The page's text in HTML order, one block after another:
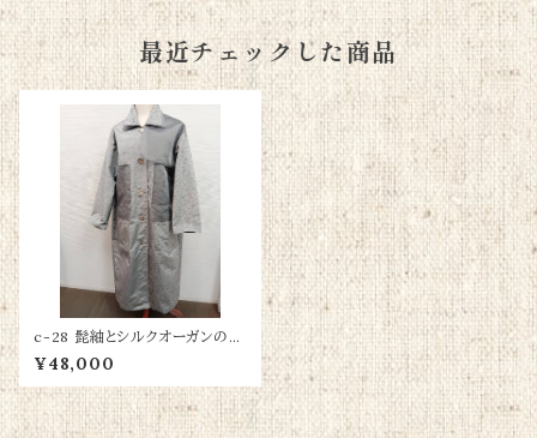
最近チェックした商品
c-28 髭紬とシルクオーガンのコ
ラボコート
¥48,000